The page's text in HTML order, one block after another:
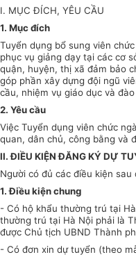
I. MỤC ĐÍCH, YÊU CẦU
1. Mục đích
Tuyển dụng bổ sung viên
phục vụ giảng dạy tại các cơ
quận, huyện, thị xã đảm bảo
góp phần xây dựng đội ngũ
cầu, nhiệm vụ giáo dục và
2. Yêu cầu
Việc Tuyển dụng viên chức
quan, dân chủ, công bằng và
II. ĐIỀU KIỆN ĐĂNG KÝ DỰ
Người có đủ các điều kiện sau
1.Điều kiện chung
- Có hộ khẩu thường trú tại
thường trú tại Hà Nội phải là
được Chủ tịch UBND Thành
- Có đơn xin dự tuyển (theo